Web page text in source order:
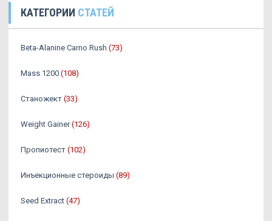
КАТЕГОРИИ СТАТЕЙ
Beta-Alanine Carno Rush (73)
Mass 1200 (108)
Станожект (33)
Weight Gainer (126)
Пропиотест (102)
Инъекционные стероиды (89)
Seed Extract (47)